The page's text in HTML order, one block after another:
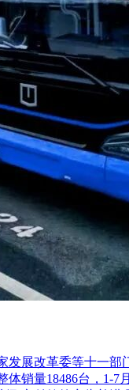
展改革委等十一
销量18486台，1-7